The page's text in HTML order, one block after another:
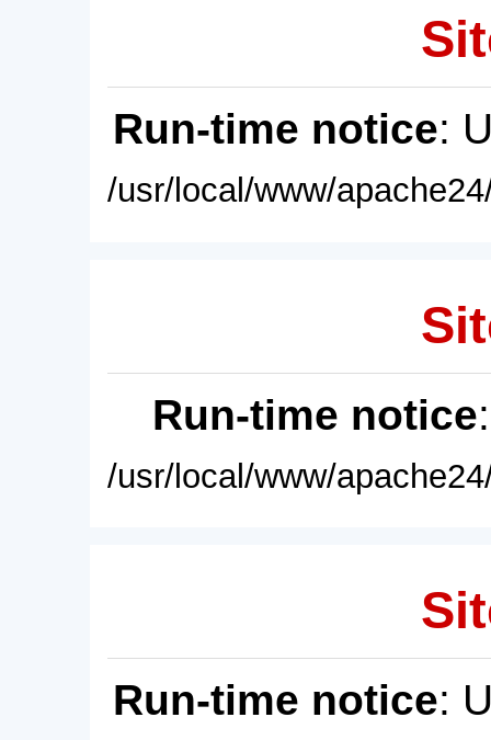
Run-time notice:
/usr/local/www/
Run-time notice
/usr/local/www/
Run-time notice: